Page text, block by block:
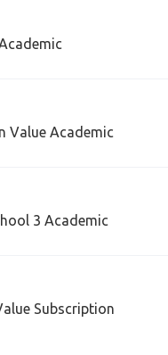
Value Academic
3 Academic
Subscription